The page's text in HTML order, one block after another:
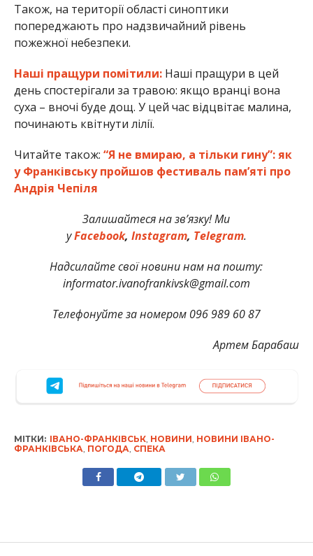
Також, на території області синоптики
попереджають про надзвичайний рівень
пожежної небезпеки.
Наші пращури помітили:Наші пращури в цей
день спостерігали за травою: якщо вранці вона
суха – вночі буде дощ. У цей час відцвітає малина,
починають квітнути лілії.
Читайте також: “Я не вмираю, а тільки гину”: як
у Франківську пройшов фестиваль пам’яті про
Андрія Чепіля
Залишайтеся на зв’язку! Ми
уFacebook, Instagram, Telegram.
Надсилайте свої новини нам на пошту:
informator.ivanofrankivsk@gmail.com
Телефонуйте за номером 096 989 60 87
Артем Барабаш
МІТКИ: ІВАНО-ФРАНКІВСЬК, НОВИНИ, НОВИНИ ІВАНО-
ФРАНКІВСЬКА, ПОГОДА, СПЕКА